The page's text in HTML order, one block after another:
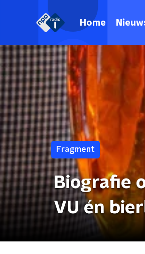
Home
Fragment
Biografie
VU én